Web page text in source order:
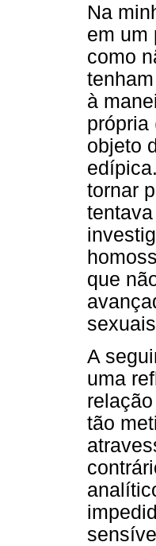
Na
em um
como
à
própria
objeto
tornar
que
A
uma
tão